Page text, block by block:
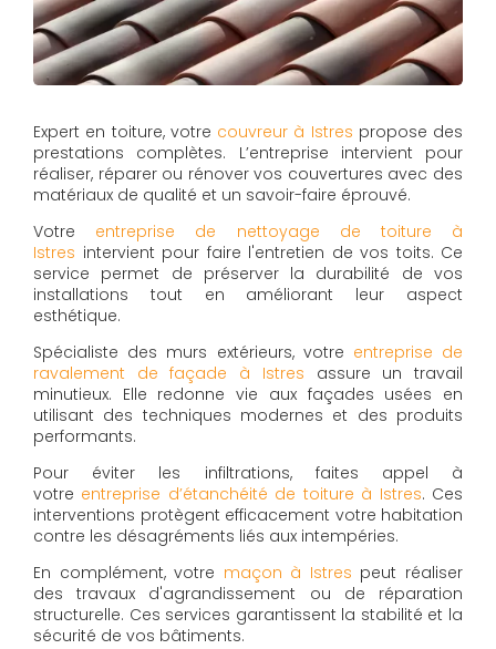
Expert en toiture, votre couvreur à Istres propose des
prestations complètes. L’entreprise intervient pour
réaliser, réparer ou rénover vos couvertures avec des
matériaux de qualité et un savoir-faire éprouvé.
Votre entreprise de nettoyage de toiture à
Istres intervient pour faire l'entretien de vos toits. Ce
service permet de préserver la durabilité de vos
installations tout en améliorant leur aspect
esthétique.
Spécialiste des murs extérieurs, votre entreprise de
ravalement de façade à Istres assure un travail
minutieux. Elle redonne vie aux façades usées en
utilisant des techniques modernes et des produits
performants.
Pour éviter les infiltrations, faites appel à
votre entreprise d’étanchéité de toiture à Istres. Ces
interventions protègent efficacement votre habitation
contre les désagréments liés aux intempéries.
En complément, votre maçon à Istres peut réaliser
des travaux d'agrandissement ou de réparation
structurelle. Ces services garantissent la stabilité et la
sécurité de vos bâtiments.